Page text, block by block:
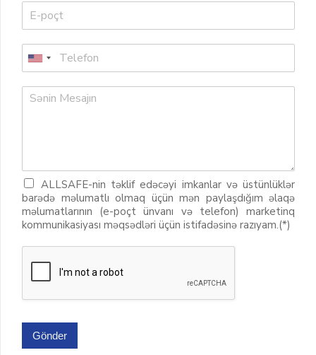
ALLSAFE-nin təklif edəcəyi imkanlar və üstünlüklər
barədə məlumatlı olmaq üçün mən paylaşdığım əlaqə
məlumatlarının (e-poçt ünvanı və telefon) marketinq
kommunikasiyası məqsədləri üçün istifadəsinə razıyam.(*)
Gönder